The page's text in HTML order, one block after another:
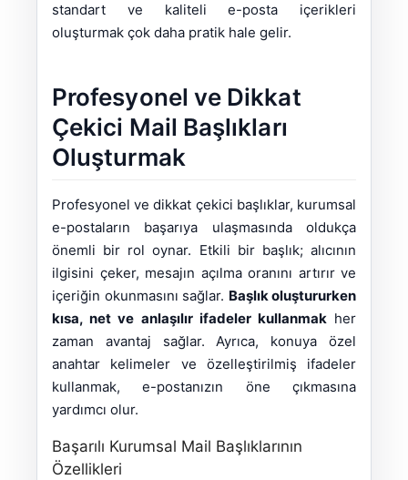
standart ve kaliteli e-posta içerikleri
oluşturmak çok daha pratik hale gelir.
Profesyonel ve Dikkat
Çekici Mail Başlıkları
Oluşturmak
Profesyonel ve dikkat çekici başlıklar, kurumsal
e-postaların başarıya ulaşmasında oldukça
önemli bir rol oynar. Etkili bir başlık; alıcının
ilgisini çeker, mesajın açılma oranını artırır ve
içeriğin okunmasını sağlar. Başlık oluştururken
kısa, net ve anlaşılır ifadeler kullanmakher
zaman avantaj sağlar. Ayrıca, konuya özel
anahtar kelimeler ve özelleştirilmiş ifadeler
kullanmak, e-postanızın öne çıkmasına
yardımcı olur.
Başarılı Kurumsal Mail Başlıklarının
Özellikleri